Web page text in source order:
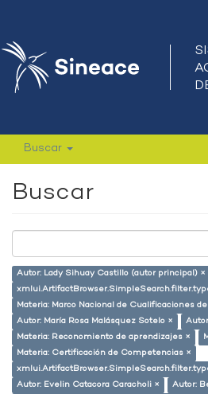
Buscar
Buscar
Autor: Lady Sihuay Castillo (autor principal) ×
Materia: Marco Nacional de Cualificaciones
Autor: María Rosa Malásquez Sotelo ×
Materia: Reconomiento de aprendizajes ×
Materia: Certificación de Competencias ×
Autor: Evelin Catacora Caracholi ×
Autor: